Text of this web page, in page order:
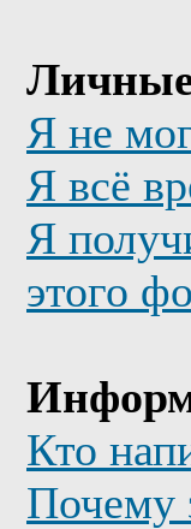
Я не
Я всё
Я
этого
Кто
Почему